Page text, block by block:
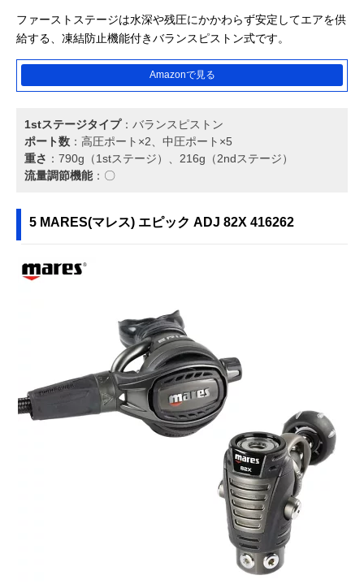
ファーストステージは水深や残圧にかかわらず安定してエアを供
給する、凍結防止機能付きバランスピストン式です。
Amazonで見る
1stステージタイプ：バランスピストン
ポート数 ：高圧ポート×2、中圧ポート×5
重さ ：790g（1stステージ）、216g（2ndステージ）
流量調節機能：〇
5 MARES(マレス) エピック ADJ 82X 416262